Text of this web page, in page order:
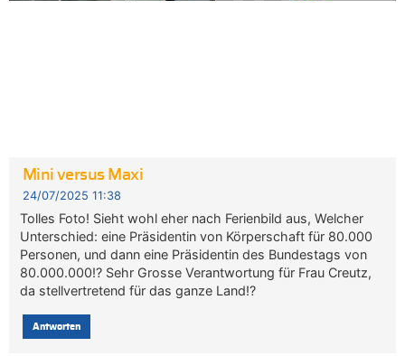
Mini versus Maxi
24/07/2025 11:38
Tolles Foto! Sieht wohl eher nach Ferienbild aus, Welcher
Unterschied: eine Präsidentin von Körperschaft für 80.000
Personen, und dann eine Präsidentin des Bundestags von
80.000.000!? Sehr Grosse Verantwortung für Frau Creutz,
da stellvertretend für das ganze Land!?
Antworten